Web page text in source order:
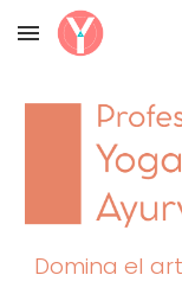
Skip to main content
Domina el